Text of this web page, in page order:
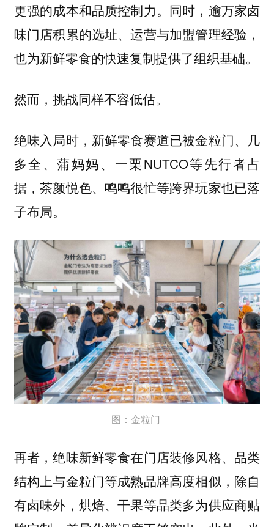
更强的成本和品质控制力。同时，逾万家卤
味门店积累的选址、运营与加盟管理经验，
也为新鲜零食的快速复制提供了组织基础。
然而，挑战同样不容低估。
绝味入局时，新鲜零食赛道已被金粒门、几
多全、蒲妈妈、一栗NUTCO等先行者占
据，茶颜悦色、鸣鸣很忙等跨界玩家也已落
子布局。
图：金粒门
再者，绝味新鲜零食在门店装修风格、品类
结构上与金粒门等成熟品牌高度相似，除自
有卤味外，烘焙、干果等品类多为供应商贴